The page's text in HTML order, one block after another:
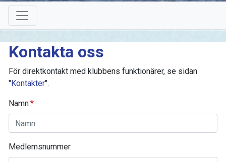
Kontakta oss
För direktkontakt med klubbens funktionärer, se sidan
"Kontakter".
Namn
Medlemsnummer